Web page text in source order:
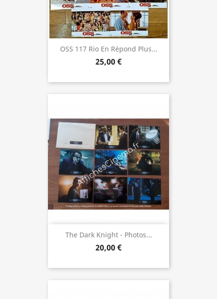
OSS 117 Rio En Répond Plus...
25,00 €
The Dark Knight - Photos...
20,00 €